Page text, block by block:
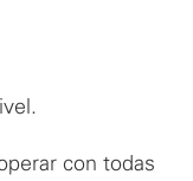
con todas